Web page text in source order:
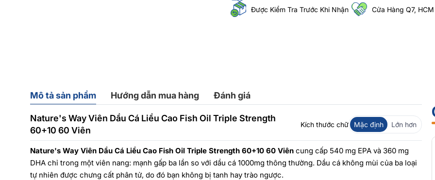
Được Kiểm Tra Trước Khi Nhận
Cửa Hàng Q7, HCM
Mô tả sản phẩm Hướng dẫn mua hàng Đánh giá
Nature's Way Viên Dầu Cá Liều Cao Fish Oil Triple Strength
60+10 60 Viên
Kích thước chữ Mặc định Lớn hơn
Nature's Way Viên Dầu Cá Liều Cao Fish Oil Triple Strength 60+10 60 Viên cung cấp 540 mg EPA và 360 mg
DHA chỉ trong một viên nang: mạnh gấp ba lần so với dầu cá 1000mg thông thường. Dầu cá không mùi của ba loại
tự nhiên được chưng cất phân tử, do đó bạn không bị tanh hay trào ngược.